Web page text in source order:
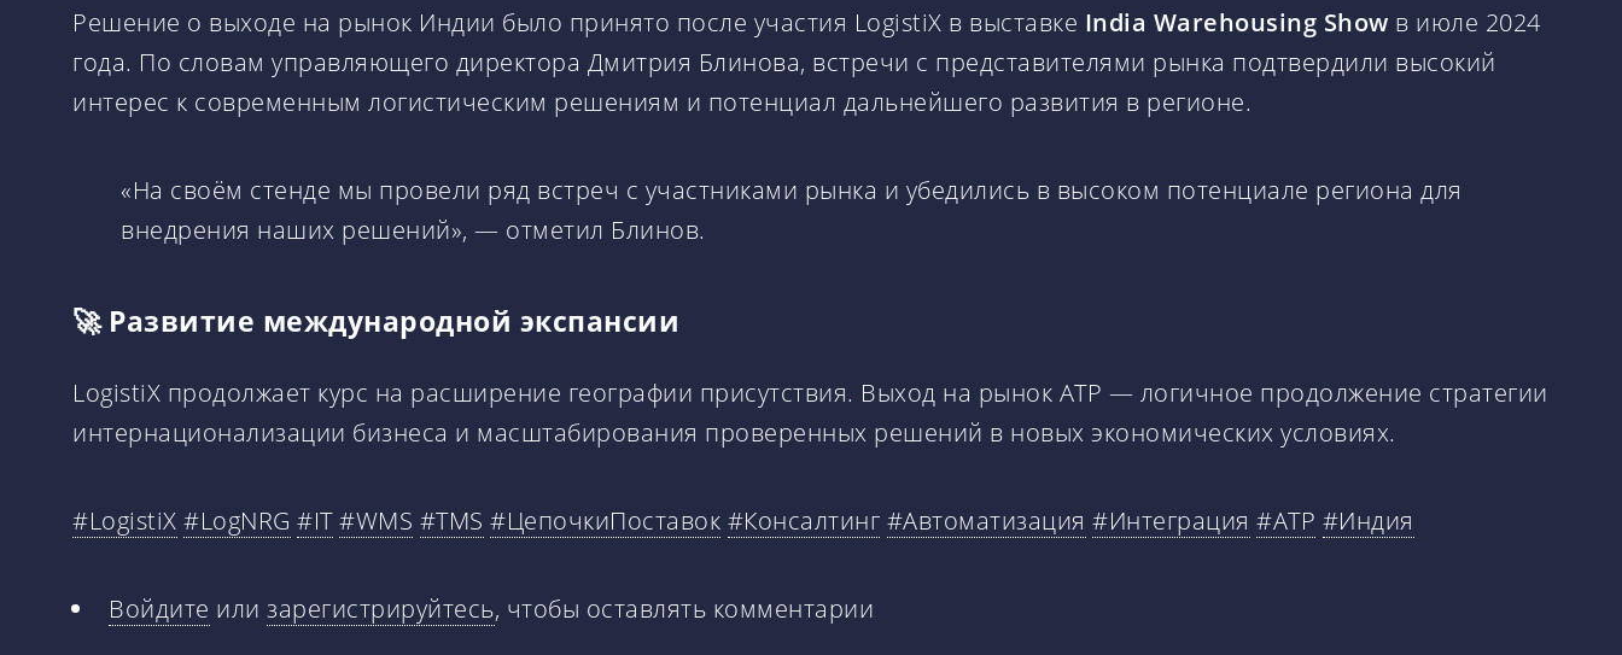
Решение о выходе на рынок Индии было принято после участия LogistiX в выставке India Warehousing Show в июле 2024
года. По словам управляющего директора Дмитрия Блинова, встречи с представителями рынка подтвердили высокий
интерес к современным логистическим решениям и потенциал дальнейшего развития в регионе.
«На своём стенде мы провели ряд встреч с участниками рынка и убедились в высоком потенциале региона для
внедрения наших решений», — отметил Блинов.
🚀 Развитие международной экспансии
LogistiX продолжает курс на расширение географии присутствия. Выход на рынок АТР — логичное продолжение стратегии
интернационализации бизнеса и масштабирования проверенных решений в новых экономических условиях.
#LogistiX #LogNRG #IT #WMS #TMS #ЦепочкиПоставок #Консалтинг #Автоматизация #Интеграция #АТР #Индия
Войдите или зарегистрируйтесь, чтобы оставлять комментарии